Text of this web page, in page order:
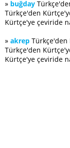
» buğday
Türkçe'den
Kürtçe'ye çeviride
» akrep Türkçe'den
Türkçe'den
Kürtçe'ye çeviride